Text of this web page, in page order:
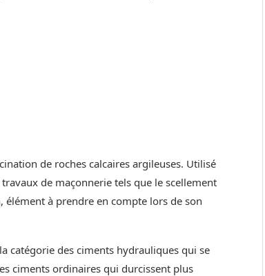
de roches calcaires argileuses. Utilisé
de maçonnerie tels que le scellement
à prendre en compte lors de son
catégorie des ciments hydrauliques qui se
ciments ordinaires qui durcissent plus